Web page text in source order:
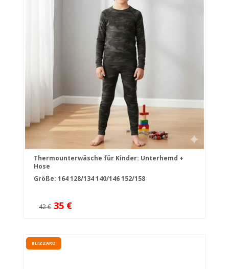
Thermounterwäsche für Kinder: Unterhemd +
Hose
Größe: 164128/134140/146152/158
42 € 35 €
BLIZZARD